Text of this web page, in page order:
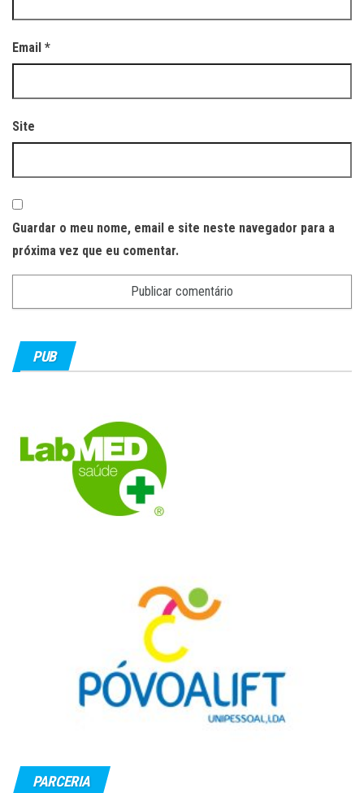
Email *
Site
Guardar o meu nome, email e site neste navegador para a
próxima vez que eu comentar.
PUB
PARCERIA